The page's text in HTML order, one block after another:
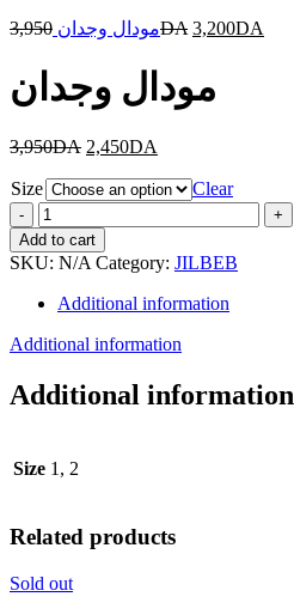
مودال وجدان 3,950 DA 3,200DA
مودال وجدان
3,950DA 2,450DA
Size
Clear
مودال
وجدان
quantity
Add to cart
SKU: N/A Category: JILBEB
Additional information
Additional information
Additional information
Size 1, 2
Related products
Sold out